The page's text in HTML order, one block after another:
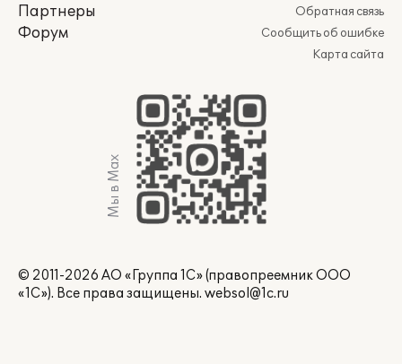
Партнеры
Форум
Обратная связь
Сообщить об ошибке
Карта сайта
Мы в Max
© 2011-2026 АО «Группа 1С» (правопреемник ООО
«1С»). Все права защищены. websol@1c.ru